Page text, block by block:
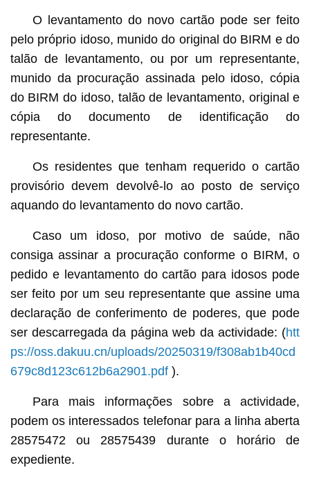
O levantamento do novo cartão pode ser feito
pelo próprio idoso, munido do original do BIRM e do
talão de levantamento, ou por um representante,
munido da procuração assinada pelo idoso, cópia
do BIRM do idoso, talão de levantamento, original e
cópia do documento de identificação do
representante.
Os residentes que tenham requerido o cartão
provisório devem devolvê-lo ao posto de serviço
aquando do levantamento do novo cartão.
Caso um idoso, por motivo de saúde, não
consiga assinar a procuração conforme o BIRM, o
pedido e levantamento do cartão para idosos pode
ser feito por um seu representante que assine uma
declaração de conferimento de poderes, que pode
ser descarregada da página web da actividade: (htt
ps://oss.dakuu.cn/uploads/20250319/f308ab1b40cd
679c8d123c612b6a2901.pdf).
Para mais informações sobre a actividade,
podem os interessados telefonar para a linha aberta
28575472 ou 28575439 durante o horário de
expediente.